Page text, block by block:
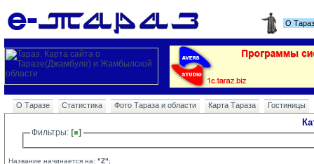
О
О Таразе Статистика Фото Тараза и области Карта Тараза Гостиницы
Фильтры:
Название начинается на: "Z";